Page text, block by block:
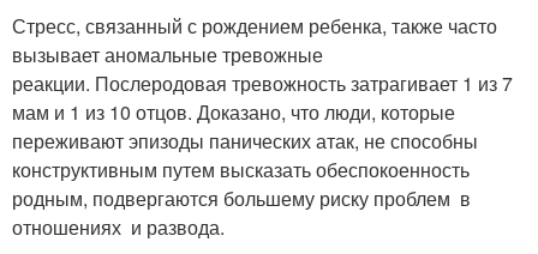
Стресс, связанный с рождением ребенка, также часто
вызывает аномальные тревожные
реакции. Послеродовая тревожность затрагивает 1 из 7
мам и 1 из 10 отцов. Доказано, что люди, которые
переживают эпизоды панических атак, не способны
конструктивным путем высказать обеспокоенность
родным, подвергаются большему риску проблем в
отношениях и развода.